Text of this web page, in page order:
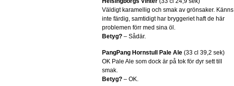
Väldigt karamellig och smak av grönsaker. Känns
inte färdig, samtidigt har bryggeriet haft de här
problemen förr med sina öl.
Betyg? – Sådär.
PangPang Hornstull Pale Ale (33 cl 39,2 sek)
OK Pale Ale som dock är på tok för dyr sett till
smak.
Betyg? – OK.